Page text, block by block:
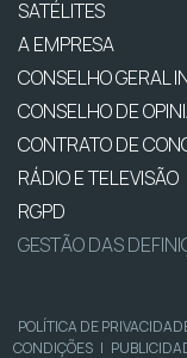
SATÉLITES
A EMPRESA
CONSELHO GERAL
CONSELHO DE
CONTRATO DE
RÁDIO E TELEVISÃO
RGPD
GESTÃO DAS
POLÍTICA DE
CONDIÇÕES |